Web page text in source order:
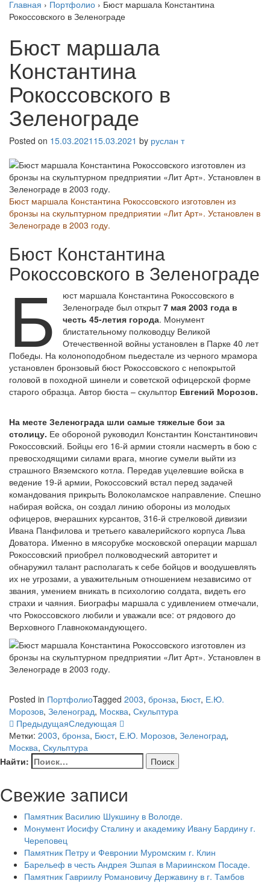
Главная › Портфолио › Бюст маршала Константина
Рокоссовского в Зеленограде
Бюст маршала
Константина
Рокоссовского в
Зеленограде
Posted on 15.03.2021 15.03.2021 by руслан т
Бюст маршала Константина Рокоссовского изготовлен из
бронзы на скульптурном предприятии «Лит Арт». Установлен в
Зеленограде в 2003 году.
Бюст Константина
Рокоссовского в Зеленограде
Б
юст маршала Константина Рокоссовского в
Зеленограде был открыт7 мая 2003 года в
честь 45-летия города. Монумент
блистательному полководцу Великой
Отечественной войны установлен в Парке 40 лет
Победы. На колоноподобном пьедестале из черного мрамора
установлен бронзовый бюст Рокоссовского с непокрытой
головой в походной шинели и советской офицерской форме
старого образца. Автор бюста – скульптор Евгений Морозов.
На месте Зеленограда шли самые тяжелые бои за
столицу. Ее обороной руководил Константин Константинович
Рокоссовский. Бойцы его 16-й армии стояли насмерть в бою с
превосходящими силами врага, многие сумели выйти из
страшного Вяземского котла. Передав уцелевшие войска в
ведение 19-й армии, Рокоссовский встал перед задачей
командования прикрыть Волоколамское направление. Спешно
набирая войска, он создал линию обороны из молодых
офицеров, вчерашних курсантов, 316-й стрелковой дивизии
Ивана Панфилова и третьего кавалерийского корпуса Льва
Доватора. Именно в мясорубке московской операции маршал
Рокоссовский приобрел полководческий авторитет и
обнаружил талант располагать к себе бойцов и воодушевлять
их не угрозами, а уважительным отношением независимо от
звания, умением вникать в психологию солдата, видеть его
страхи и чаяния. Биографы маршала с удивлением отмечали,
что Рокоссовского любили и уважали все: от рядового до
Верховного Главнокомандующего.
Posted in ПортфолиоTagged 2003, бронза, Бюст, Е.Ю.
Морозов, Зеленоград, Москва, Скульптура
ПредыдущаяСледующая
Метки: 2003, бронза, Бюст, Е.Ю. Морозов, Зеленоград,
Москва, Скульптура
Найти:
Свежие записи
Памятник Василию Шукшину в Вологде.
Монумент Иосифу Сталину и академику Ивану Бардину г.
Череповец
Памятник Петру и Февронии Муромским г. Клин
Барельеф в честь Андрея Эшпая в Мариинском Посаде.
Памятник Гавриилу Романовичу Державину в г. Тамбов